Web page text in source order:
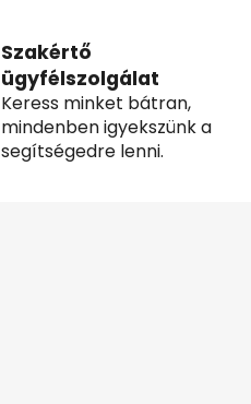
Szakértő
ügyfélszolgálat
Keress minket bátran,
mindenben igyekszünk a
segítségedre lenni.